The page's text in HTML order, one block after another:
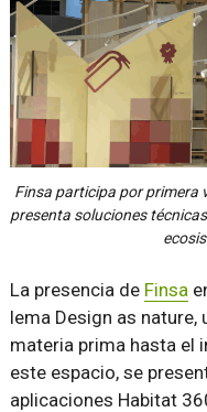
Finsa participa por primera
presenta soluciones
La presencia de Finsa
lema Design as nature,
materia prima hasta el
este espacio, se
aplicaciones Habitat